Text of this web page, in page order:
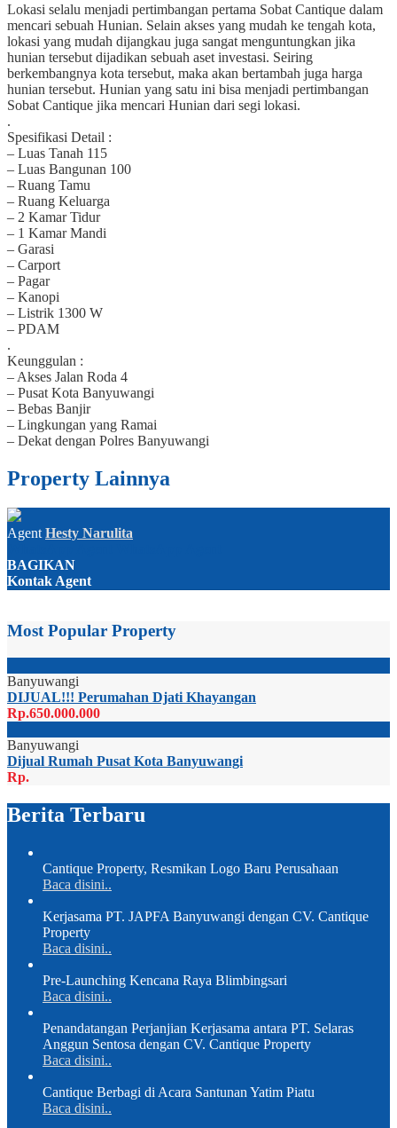
Lokasi selalu menjadi pertimbangan pertama Sobat Cantique dalam
mencari sebuah Hunian. Selain akses yang mudah ke tengah kota,
lokasi yang mudah dijangkau juga sangat menguntungkan jika
hunian tersebut dijadikan sebuah aset investasi. Seiring
berkembangnya kota tersebut, maka akan bertambah juga harga
hunian tersebut. Hunian yang satu ini bisa menjadi pertimbangan
Sobat Cantique jika mencari Hunian dari segi lokasi.
.
Spesifikasi Detail :
– Luas Tanah 115
– Luas Bangunan 100
– Ruang Tamu
– Ruang Keluarga
– 2 Kamar Tidur
– 1 Kamar Mandi
– Garasi
– Carport
– Pagar
– Kanopi
– Listrik 1300 W
– PDAM
.
Keunggulan :
– Akses Jalan Roda 4
– Pusat Kota Banyuwangi
– Bebas Banjir
– Lingkungan yang Ramai
– Dekat dengan Polres Banyuwangi
Property Lainnya
AgentHesty Narulita
BAGIKAN
Kontak Agent
Most Popular Property
Banyuwangi
DIJUAL!!! Perumahan Djati Khayangan
Rp.650.000.000
Banyuwangi
Dijual Rumah Pusat Kota Banyuwangi
Rp.
Berita Terbaru
Cantique Property, Resmikan Logo Baru Perusahaan
Baca disini..
Kerjasama PT. JAPFA Banyuwangi dengan CV. Cantique
Property
Baca disini..
Pre-Launching Kencana Raya Blimbingsari
Baca disini..
Penandatangan Perjanjian Kerjasama antara PT. Selaras
Anggun Sentosa dengan CV. Cantique Property
Baca disini..
Cantique Berbagi di Acara Santunan Yatim Piatu
Baca disini..